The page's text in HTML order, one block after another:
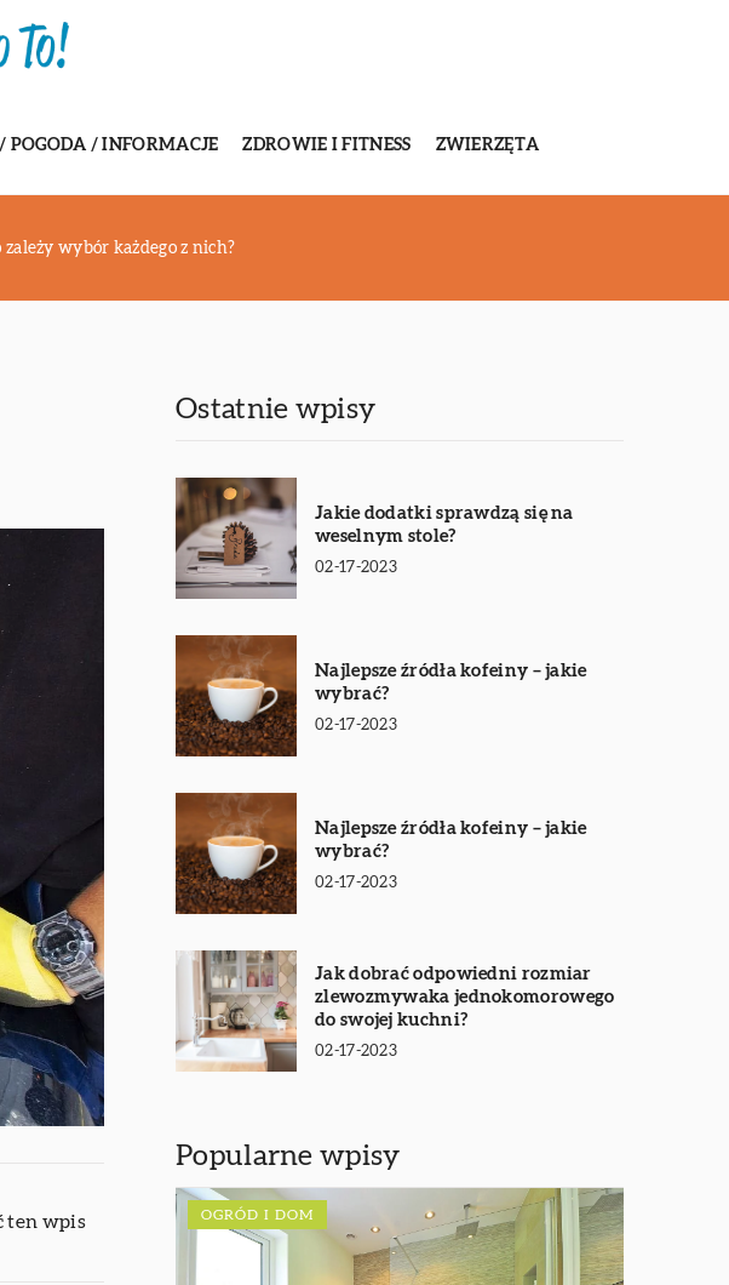
POGODA / INFORMACJE ZDROWIE I FITNESS ZWIERZĘTA
wybór każdego z nich?
ten wpis
Ostatnie wpisy
Jakie dodatki sprawdzą się na
weselnym stole?
02-17-2023
Najlepsze źródła kofeiny – jakie
wybrać?
02-17-2023
Najlepsze źródła kofeiny – jakie
wybrać?
02-17-2023
Jak dobrać odpowiedni rozmiar
zlewozmywaka jednokomorowego
do swojej kuchni?
02-17-2023
Popularne wpisy
OGRÓD I DOM